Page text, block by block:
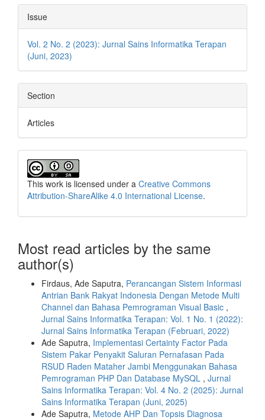
Article
Details
Issue
Vol. 2 No. 2 (2023): Jurnal Sains Informatika Terapan
(Juni, 2023)
Section
Articles
This work is licensed under a Creative Commons
Attribution-ShareAlike 4.0 International License.
Most read articles by the same
author(s)
Firdaus, Ade Saputra, Perancangan Sistem Informasi
Antrian Bank Rakyat Indonesia Dengan Metode Multi
Channel dan Bahasa Pemrograman Visual Basic ,
Jurnal Sains Informatika Terapan: Vol. 1 No. 1 (2022):
Jurnal Sains Informatika Terapan (Februari, 2022)
Ade Saputra, Implementasi Certainty Factor Pada
Sistem Pakar Penyakit Saluran Pernafasan Pada
RSUD Raden Mataher Jambi Menggunakan Bahasa
Pemrograman PHP Dan Database MySQL , Jurnal
Sains Informatika Terapan: Vol. 4 No. 2 (2025): Jurnal
Sains Informatika Terapan (Juni, 2025)
Ade Saputra, Metode AHP Dan Topsis Diagnosa